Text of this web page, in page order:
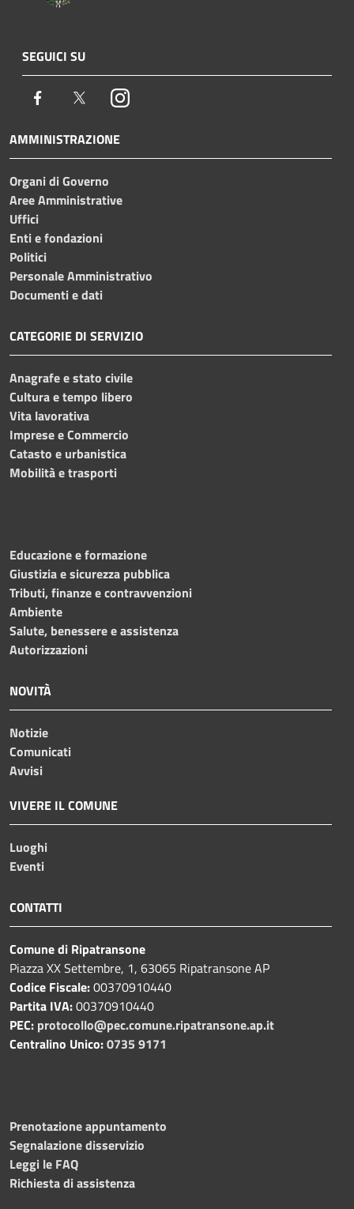
SEGUICI SU
Facebook TwitterInstagram
AMMINISTRAZIONE
Organi di Governo
Aree Amministrative
Uffici
Enti e fondazioni
Politici
Personale Amministrativo
Documenti e dati
CATEGORIE DI SERVIZIO
Anagrafe e stato civile
Cultura e tempo libero
Vita lavorativa
Imprese e Commercio
Catasto e urbanistica
Mobilità e trasporti
Educazione e formazione
Giustizia e sicurezza pubblica
Tributi, finanze e contravvenzioni
Ambiente
Salute, benessere e assistenza
Autorizzazioni
NOVITÀ
Notizie
Comunicati
Avvisi
VIVERE IL COMUNE
Luoghi
Eventi
CONTATTI
Comune di Ripatransone
Piazza XX Settembre, 1, 63065 Ripatransone AP
Codice Fiscale:00370910440
Partita IVA:00370910440
PEC: protocollo@pec.comune.ripatransone.ap.it
Centralino Unico:0735 9171
Prenotazione appuntamento
Segnalazione disservizio
Leggi le FAQ
Richiesta di assistenza